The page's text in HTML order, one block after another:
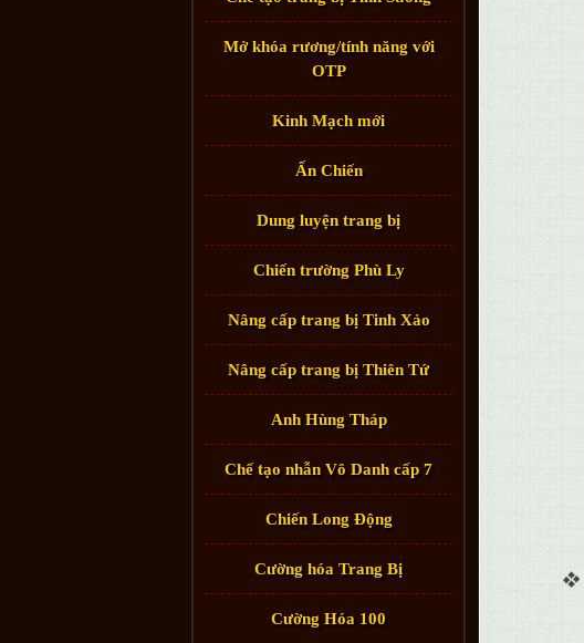
Mở khóa rương/tính năng với
OTP
Kinh Mạch mới
Ấn Chiến
Dung luyện trang bị
Chiến trường Phù Ly
Nâng cấp trang bị Tinh Xảo
Nâng cấp trang bị Thiên Tứ
Anh Hùng Tháp
Chế tạo nhẫn Vô Danh cấp 7
Chiến Long Động
Cường hóa Trang Bị
Cường Hóa 100